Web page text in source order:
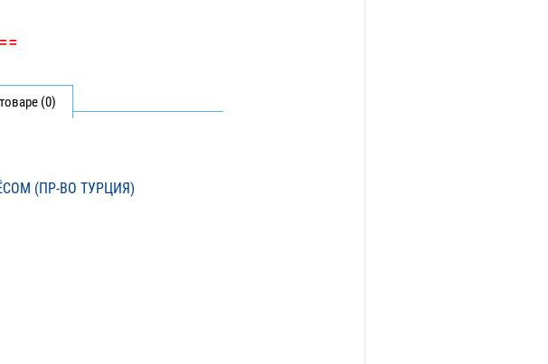
(0)
(ПР-ВО ТУРЦИЯ)